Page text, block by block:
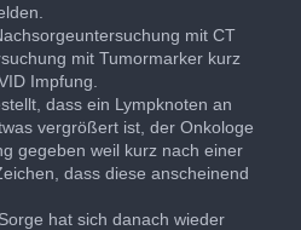
mit CT
mit Tumormarker kurz
Impfung.
dass ein Lympknoten an
vergrößert ist, der Onkologe
gegeben weil kurz nach einer
dass diese anscheinend
hat sich danach wieder